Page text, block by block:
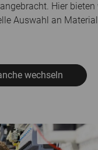
Hier bieten
Auswahl an
wechseln